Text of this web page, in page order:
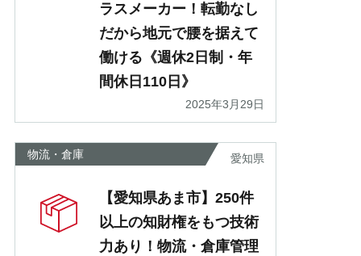
ラスメーカー！転勤なし
だから地元で腰を据えて
働ける《週休2日制・年
間休日110日》
2025年3月29日
物流・倉庫 愛知県
【愛知県あま市】250件
以上の知財権をもつ技術
力あり！物流・倉庫管理